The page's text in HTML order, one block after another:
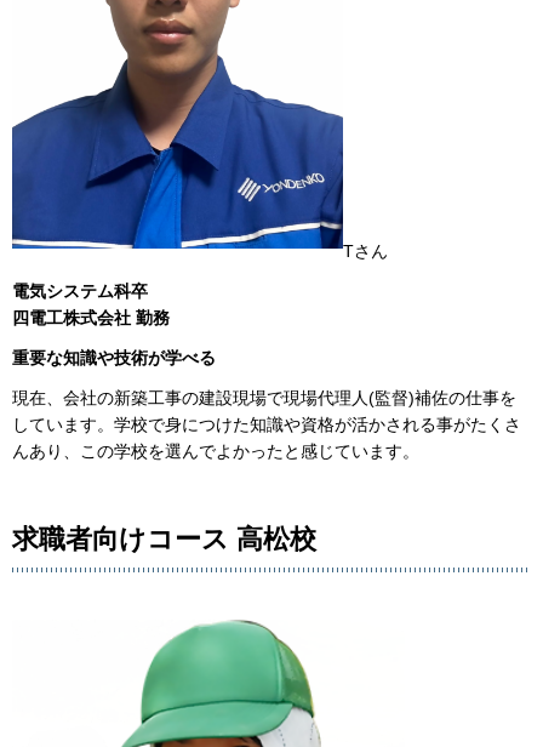
Tさん
電気システム科卒
四電工株式会社 勤務
重要な知識や技術が学べる
現在、会社の新築工事の建設現場で現場代理人(監督)補佐の仕事を
しています。学校で身につけた知識や資格が活かされる事がたくさ
んあり、この学校を選んでよかったと感じています。
求職者向けコース 高松校